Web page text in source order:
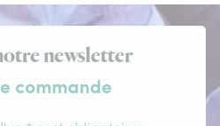
newsletter
commande